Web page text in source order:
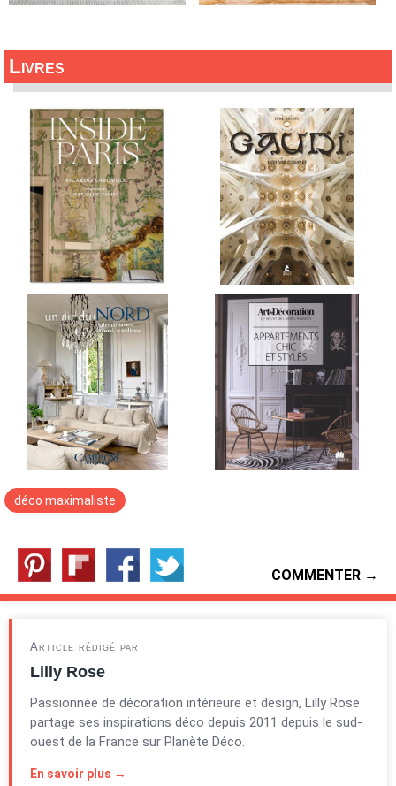
Livres
déco maximaliste
COMMENTER →
Article rédigé par
Lilly Rose
Passionnée de décoration intérieure et design, Lilly Rose
partage ses inspirations déco depuis 2011 depuis le sud-
ouest de la France sur Planète Déco.
En savoir plus →